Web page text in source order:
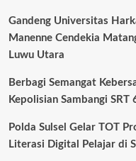
Gandeng Universitas
Manenne Cendekia
Luwu Utara
Berbagi Semangat
Kepolisian Sambangi SRT
Polda Sulsel Gelar TOT
Literasi Digital Pelajar di